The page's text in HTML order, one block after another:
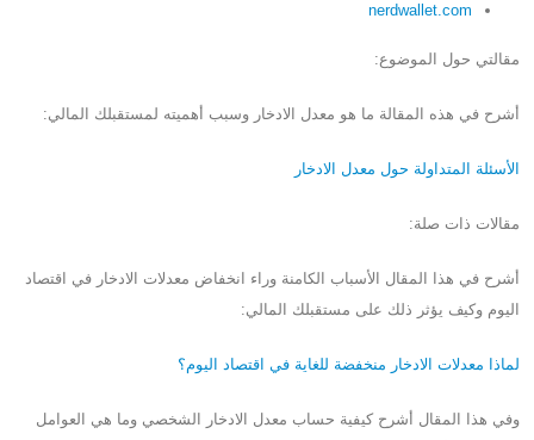
nerdwallet.com
مقالتي حول الموضوع:
أشرح في هذه المقالة ما هو معدل الادخار وسبب أهميته لمستقبلك المالي:
الأسئلة المتداولة حول معدل الادخار
مقالات ذات صلة:
أشرح في هذا المقال الأسباب الكامنة وراء انخفاض معدلات الادخار في اقتصاد
اليوم وكيف يؤثر ذلك على مستقبلك المالي:
لماذا معدلات الادخار منخفضة للغاية في اقتصاد اليوم؟
وفي هذا المقال أشرح كيفية حساب معدل الادخار الشخصي وما هي العوامل